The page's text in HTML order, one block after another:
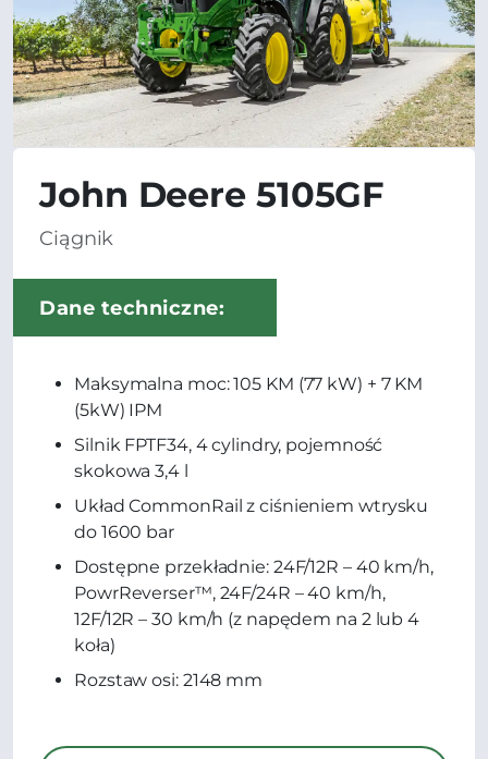
John Deere 5105GF
Ciągnik
Dane techniczne:
Maksymalna moc: 105 KM (77 kW) + 7 KM
(5kW) IPM
Silnik FPTF34, 4 cylindry, pojemność
skokowa 3,4 l
Układ CommonRail z ciśnieniem wtrysku
do 1600 bar
Dostępne przekładnie: 24F/12R – 40 km/h,
PowrReverser™, 24F/24R – 40 km/h,
12F/12R – 30 km/h (z napędem na 2 lub 4
koła)
Rozstaw osi: 2148 mm